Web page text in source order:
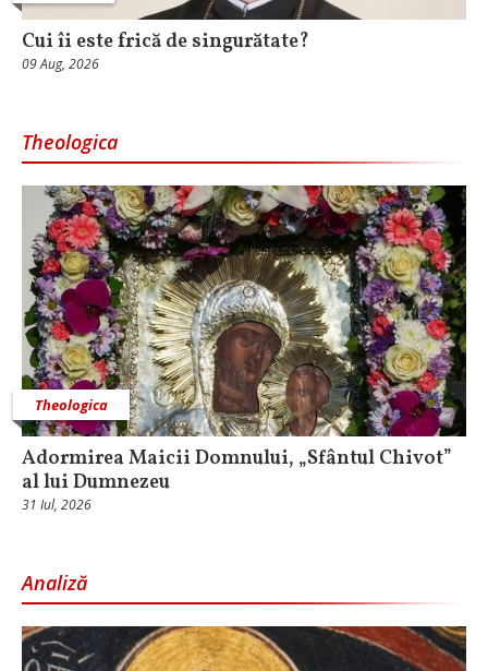
Cui îi este frică de singurătate?
09 Aug, 2026
Theologica
Theologica
Adormirea Maicii Domnului, „Sfântul Chivot”
al lui Dumnezeu
31 Iul, 2026
Analiză